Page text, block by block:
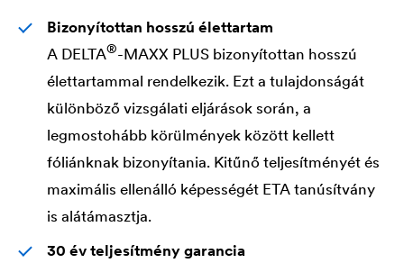
Bizonyítottan hosszú élettartam
A DELTA®-MAXX PLUS bizonyítottan hosszú
élettartammal rendelkezik. Ezt a tulajdonságát
különböző vizsgálati eljárások során, a
legmostohább körülmények között kellett
fóliánknak bizonyítania. Kitűnő teljesítményét és
maximális ellenálló képességét ETA tanúsítvány
is alátámasztja.
30 év teljesítmény garancia